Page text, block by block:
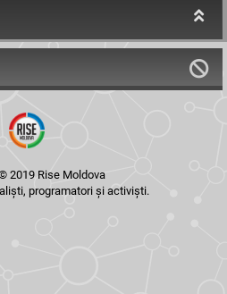
2019 Rise Moldova
programatori și activiști.